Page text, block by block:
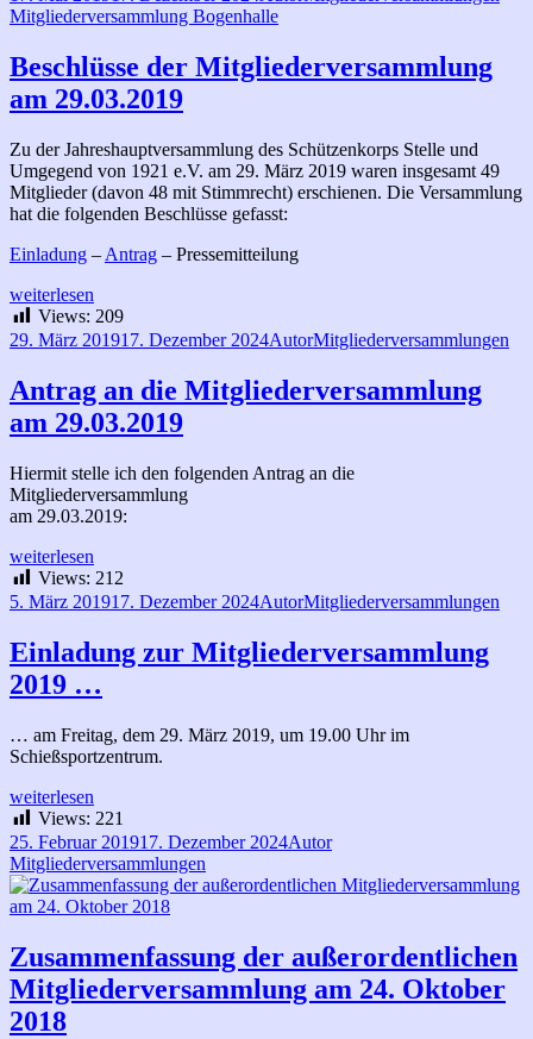
am
Mitgliederversammlung Bogenhalle
Beschlüsse der Mitgliederversammlung
am 29.03.2019
Zu der Jahreshauptversammlung des Schützenkorps Stelle und
Umgegend von 1921 e.V. am 29. März 2019 waren insgesamt 49
Mitglieder (davon 48 mit Stimmrecht) erschienen. Die Versammlung
hat die folgenden Beschlüsse gefasst:
Einladung – Antrag – Pressemitteilung
Beschlüsse
der
Mitgliederversammlung
29.03.2019
weiterlesen
Views: 209
Veröffentlicht
29. März 201917. Dezember 2024Autor
AutorKategorien
Mitgliederversammlungen
Antrag an die Mitgliederversammlung
am 29.03.2019
Hiermit stelle ich den folgenden Antrag an die
Mitgliederversammlung
am 29.03.2019:
Antrag
an
die
am
29.03.2019
weiterlesen
Views: 212
Veröffentlicht
5. März 201917. Dezember 2024Autor
AutorKategorien
Mitgliederversammlungen
Einladung zur Mitgliederversammlung
2019 …
… am Freitag, dem 29. März 2019, um 19.00 Uhr im
Schießsportzentrum.
Einladung
zur
Mitgliederversammlung
2019
…
weiterlesen
Views: 221
Veröffentlicht
am
25. Februar 201917. Dezember 2024Autor
AutorKategorien
Mitgliederversammlungen
Zusammenfassung der außerordentlichen
Mitgliederversammlung am 24. Oktober
2018